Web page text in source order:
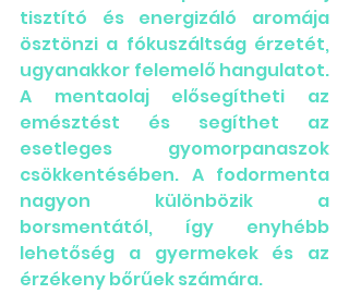
tisztító és energizáló aromája
ösztönzi a fókuszáltság érzetét,
ugyanakkor felemelő hangulatot.
A mentaolaj elősegítheti az
emésztést és segíthet az
esetleges gyomorpanaszok
csökkentésében. A fodormenta
nagyon különbözik a
borsmentától, így enyhébb
lehetőség a gyermekek és az
érzékeny bőrűek számára.